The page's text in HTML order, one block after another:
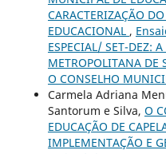
CARACTERIZAÇÃO
EDUCACIONAL ,
ESPECIAL/ SET-DEZ:
METROPOLITANA DE
O CONSELHO
Carmela Adriana
Santorum e Silva, O
EDUCAÇÃO DE
IMPLEMENTAÇÃO E